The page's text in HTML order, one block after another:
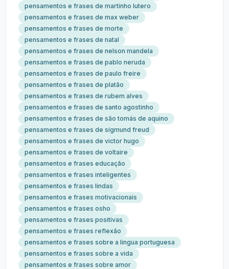
pensamentos e frases de martinho lutero
pensamentos e frases de max weber
pensamentos e frases de morte
pensamentos e frases de natal
pensamentos e frases de nelson mandela
pensamentos e frases de pablo neruda
pensamentos e frases de paulo freire
pensamentos e frases de platão
pensamentos e frases de rubem alves
pensamentos e frases de santo agostinho
pensamentos e frases de são tomás de aquino
pensamentos e frases de sigmund freud
pensamentos e frases de victor hugo
pensamentos e frases de voltaire
pensamentos e frases educação
pensamentos e frases inteligentes
pensamentos e frases lindas
pensamentos e frases motivacionais
pensamentos e frases osho
pensamentos e frases positivas
pensamentos e frases reflexão
pensamentos e frases sobre a lingua portuguesa
pensamentos e frases sobre a vida
pensamentos e frases sobre amor